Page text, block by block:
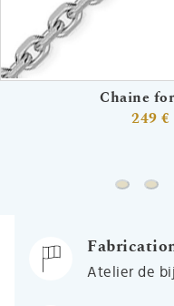
Chaine
249 €
Atelier de